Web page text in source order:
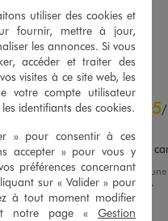
5/5 de moyenne
(11 avis)
AJOUTERAU PANIER
5/
J'ai dû prendre en taille 41
Avis du07/08/2026 , suite à
25/07/2026 parAnne Marie I.
Utile(0) Signaler
utiliser des cookies et
fournir, mettre à jour,
les annonces. Si vous
accéder et traiter des
visites à ce site web, les
votre compte utilisateur
identifiants des cookies.
» pour consentir à ces
accepter » pour vous y
préférences concernant
sur « Valider » pour
à tout moment modifier
notre page « Gestion